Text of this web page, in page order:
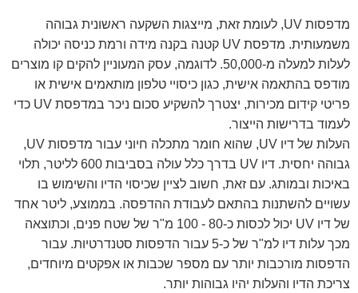
מדפסות UV, לעומת זאת, מייצגות השקעה ראשונית גבוהה
משמעותית. מדפסת UV קטנה בקנה מידה ורמת כניסה יכולה
לעלות למעלה מ-50,000. לדוגמה, עסק המעוניין להקים קו מוצרים
מודפס בהתאמה אישית, כגון כיסויי טלפון מותאמים אישית או
פריטי קידום מכירות, יצטרך להשקיע סכום ניכר במדפסת UV כדי
לעמוד בדרישות הייצור.
העלות של דיו UV, שהוא חומר מתכלה חיוני עבור מדפסות UV,
גבוהה יחסית. דיו UV בדרך כלל עולה בסביבות 600 לליטר, תלוי
באיכות ובמותג. עם זאת, חשוב לציין שכיסוי הדיו והשימוש בו
עשויים להשתנות בהתאם לעבודת ההדפסה. בממוצע, ליטר אחד
של דיו UV יכול לכסות כ-80 - 100 מ"ר של שטח פנים, וכתוצאה
מכך עלות דיו למ"ר של כ-5 עבור הדפסות סטנדרטיות. עבור
הדפסות מורכבות יותר עם מספר שכבות או אפקטים מיוחדים,
צריכת הדיו והעלות יהיו גבוהות יותר.